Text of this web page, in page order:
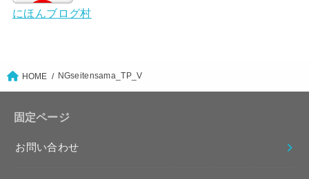
にほんブログ村
HOME NGseitensama_TP_V
固定ページ
お問い合わせ